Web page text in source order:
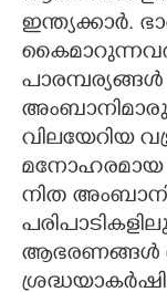
ഇന്ത്യക്കാർ.
അംബാനിമാരും
വിലയേറിയ
മനോഹരമായ
നിത
ആഭരണങ്ങൾ